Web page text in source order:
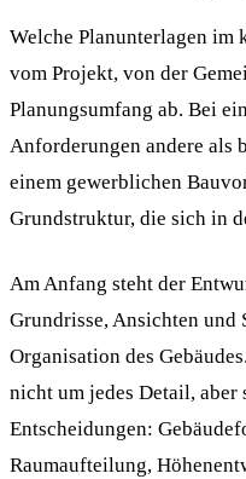
Welche Planunterlagen im
vom Projekt, von der
Planungsumfang ab. Bei
Anforderungen andere als
einem gewerblichen
Grundstruktur, die sich in
Am Anfang steht der
Grundrisse, Ansichten
Organisation des
nicht um jedes Detail, aber
Entscheidungen:
Raumaufteilung,